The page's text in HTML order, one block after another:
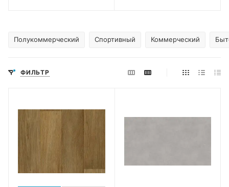
Полукоммерческий Спортивный Коммерческий
ФИЛЬТР